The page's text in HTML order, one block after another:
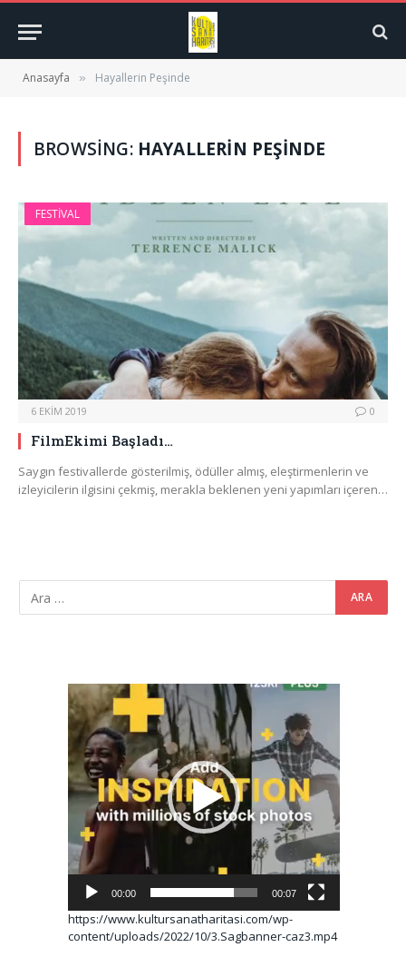
Anasayfa » Hayallerin Peşinde
BROWSING: HAYALLERIN PEŞINDE
FESTIVAL
6 EKIM 2019 0
FilmEkimi Başladı…
Saygın festivallerde gösterilmiş, ödüller almış, eleştirmenlerin ve
izleyicilerin ilgisini çekmiş, merakla beklenen yeni yapımları içeren…
Video
oynatıcı
00:00 00:07
https://www.kultursanatharitasi.com/wp-
content/uploads/2022/10/3.Sagbanner-caz3.mp4